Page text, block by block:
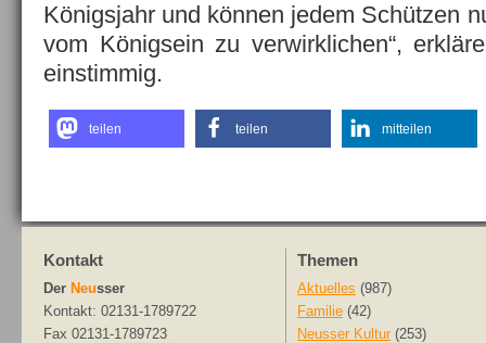
Königsjahr und können jedem Schützen
vom Königsein zu verwirklichen“,
einstimmig.
teilen teilen mitteilen
Kontakt
Der Neusser
Kontakt: 02131-1789722
Fax 02131-1789723
Themen
Aktuelles (987)
Familie (42)
Neusser Kultur (253)